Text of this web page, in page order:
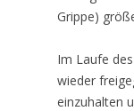
Grippe)
Im Laufe
wieder
einzuhalten